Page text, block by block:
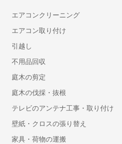
建設業向け電子契約システム
人事・労務
勤怠管理システム
労務管理システム
人事評価システム
タレントマネジメントシステム
給与前払いサービス
Web給与明細システム
エアコンクリーニング
エアコン取り付け
引越し
不用品回収
庭木の剪定
庭木の伐採・抜根
テレビのアンテナ工事・取り付け
壁紙・クロスの張り替え
家具・荷物の運搬